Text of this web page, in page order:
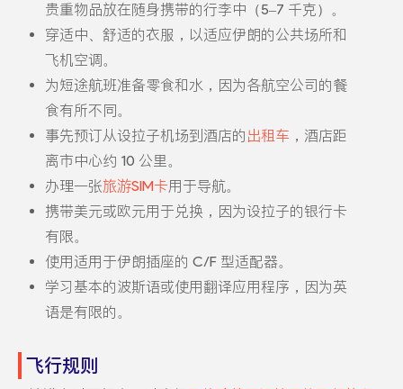
贵重物品放在随身携带的行李中（5–7 千克）。
穿适中、舒适的衣服，以适应伊朗的公共场所和
飞机空调。
为短途航班准备零食和水，因为各航空公司的餐
食有所不同。
事先预订从设拉子机场到酒店的 出租车 ，酒店距
离市中心约 10 公里。
办理一张旅游SIM卡用于导航。
携带美元或欧元用于兑换，因为设拉子的银行卡
有限。
使用适用于伊朗插座的 C/F 型适配器。
学习基本的波斯语或使用翻译应用程序，因为英
语是有限的。
飞行规则